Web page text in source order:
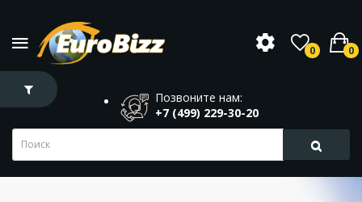
0 0
Позвоните нам:
+7 (499) 229-30-20